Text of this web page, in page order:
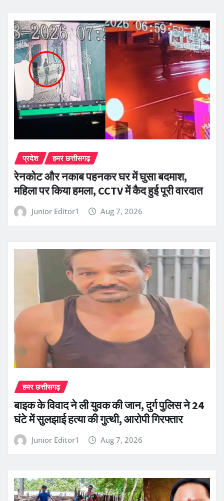
प्रदेश हमर छत्तीसगढ़
रेनकोट और नकाब पहनकर घर में घुसा बदमाश,
महिला पर किया हमला, CCTV में कैद हुई पूरी वारदात
Junior Editor1 Aug 7, 2026
हमर छत्तीसगढ़
बाइक के विवाद ने ली युवक की जान, दुर्ग पुलिस ने 24
घंटे में सुलझाई हत्या की गुत्थी, आरोपी गिरफ्तार
Junior Editor1 Aug 7, 2026